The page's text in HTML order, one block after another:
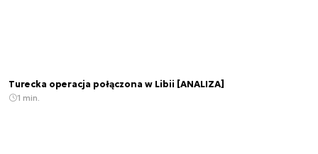
Turecka operacja połączona w Libii [ANALIZA]
1 min.